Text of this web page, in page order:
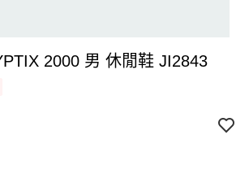
2000 男 休閒鞋 JI2843